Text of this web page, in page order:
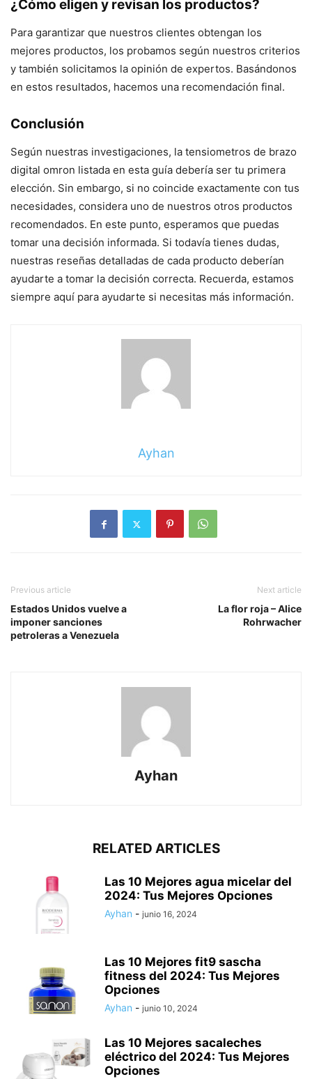
¿Cómo eligen y revisan los productos?
Para garantizar que nuestros clientes obtengan los
mejores productos, los probamos según nuestros criterios
y también solicitamos la opinión de expertos. Basándonos
en estos resultados, hacemos una recomendación final.
Conclusión
Según nuestras investigaciones, la tensiometros de brazo
digital omron listada en esta guía debería ser tu primera
elección. Sin embargo, si no coincide exactamente con tus
necesidades, considera uno de nuestros otros productos
recomendados. En este punto, esperamos que puedas
tomar una decisión informada. Si todavía tienes dudas,
nuestras reseñas detalladas de cada producto deberían
ayudarte a tomar la decisión correcta. Recuerda, estamos
siempre aquí para ayudarte si necesitas más información.
Ayhan
Previous article
Estados Unidos vuelve a
imponer sanciones
petroleras a Venezuela
Next article
La flor roja – Alice
Rohrwacher
Ayhan
RELATED ARTICLES
Las 10 Mejores agua micelar del
2024: Tus Mejores Opciones
Ayhan - junio 16, 2024
Las 10 Mejores fit9 sascha
fitness del 2024: Tus Mejores
Opciones
Ayhan - junio 10, 2024
Las 10 Mejores sacaleches
eléctrico del 2024: Tus Mejores
Opciones